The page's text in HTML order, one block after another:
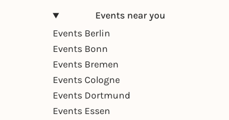
Events near you
Events Berlin
Events Bonn
Events Bremen
Events Cologne
Events Dortmund
Events Essen